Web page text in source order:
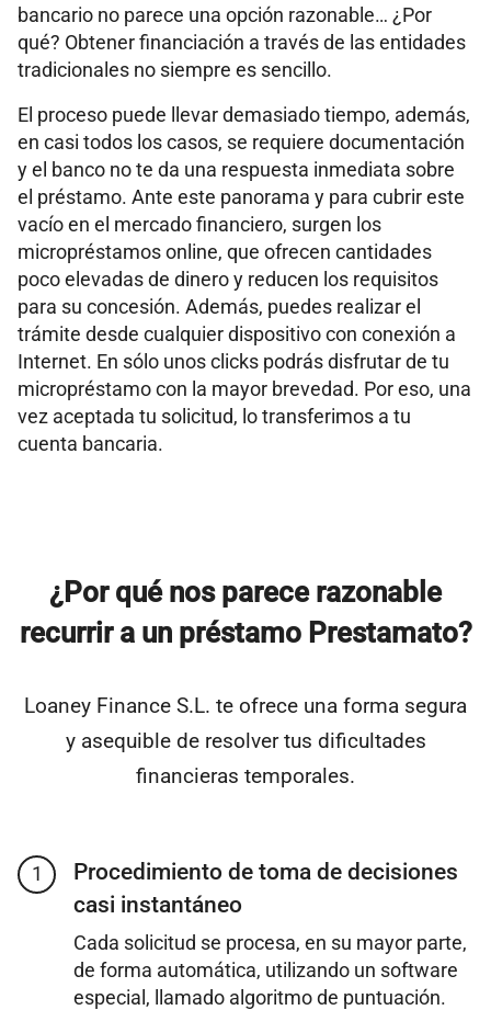
bancario no parece una opción razonable… ¿Por
qué? Obtener financiación a través de las entidades
tradicionales no siempre es sencillo.
El proceso puede llevar demasiado tiempo, además,
en casi todos los casos, se requiere documentación
y el banco no te da una respuesta inmediata sobre
el préstamo. Ante este panorama y para cubrir este
vacío en el mercado financiero, surgen los
micropréstamos online, que ofrecen cantidades
poco elevadas de dinero y reducen los requisitos
para su concesión. Además, puedes realizar el
trámite desde cualquier dispositivo con conexión a
Internet. En sólo unos clicks podrás disfrutar de tu
micropréstamo con la mayor brevedad. Por eso, una
vez aceptada tu solicitud, lo transferimos a tu
cuenta bancaria.
¿Por qué nos parece razonable
recurrir a un préstamo Prestamato?
Loaney Finance S.L. te ofrece una forma segura
y asequible de resolver tus dificultades
financieras temporales.
1
Procedimiento de toma de decisiones
casi instantáneo
Cada solicitud se procesa, en su mayor parte,
de forma automática, utilizando un software
especial, llamado algoritmo de puntuación.